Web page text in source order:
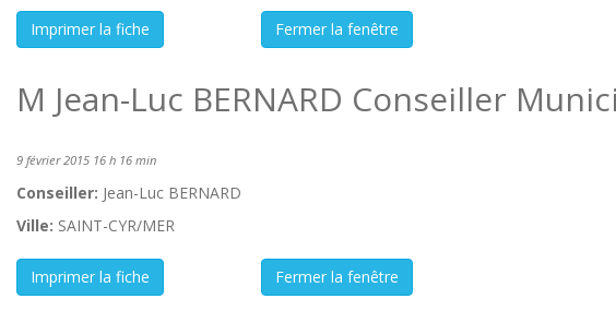
M Jean-Luc BERNARD Conseiller
9 février 2015 16 h 16 min
Conseiller: Jean-Luc BERNARD
Ville: SAINT-CYR/MER